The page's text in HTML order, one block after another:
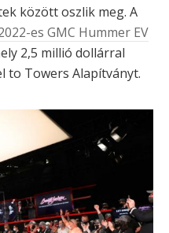
között oszlik meg. A
es GMC Hummer EV
2,5 millió dollárral
to Towers Alapítványt.